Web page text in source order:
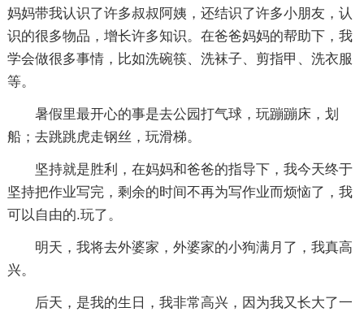
妈妈带我认识了许多叔叔阿姨，还结识了许多小朋友，认
识的很多物品，增长许多知识。在爸爸妈妈的帮助下，我
学会做很多事情，比如洗碗筷、洗袜子、剪指甲、洗衣服
等。
暑假里最开心的事是去公园打气球，玩蹦蹦床，划
船；去跳跳虎走钢丝，玩滑梯。
坚持就是胜利，在妈妈和爸爸的指导下，我今天终于
坚持把作业写完，剩余的时间不再为写作业而烦恼了，我
可以自由的.玩了。
明天，我将去外婆家，外婆家的小狗满月了，我真高
兴。
后天，是我的生日，我非常高兴，因为我又长大了一